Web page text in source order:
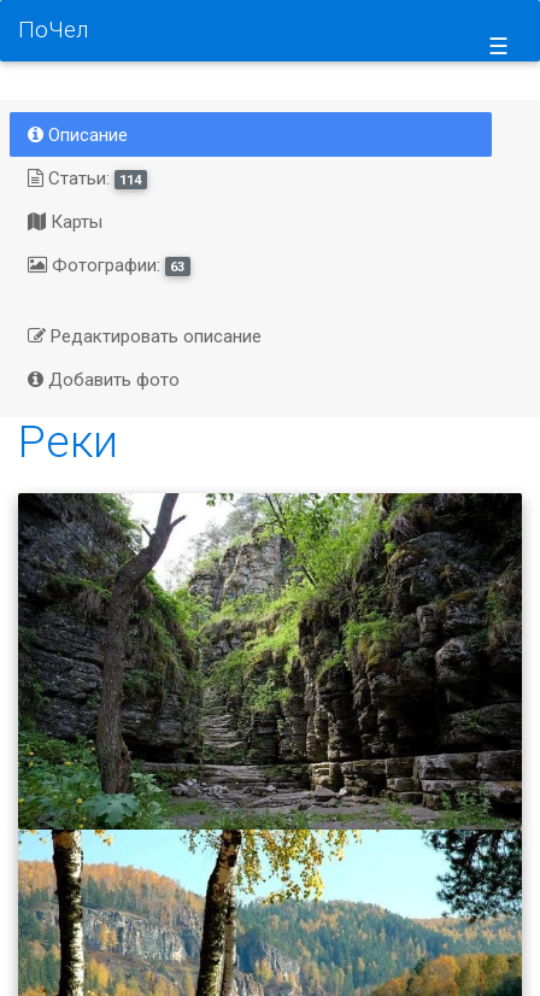
☰
ПоЧел
Описание
Статьи:
114
Карты
Фотографии:
63
Редактировать описание
Добавить фото
Реки